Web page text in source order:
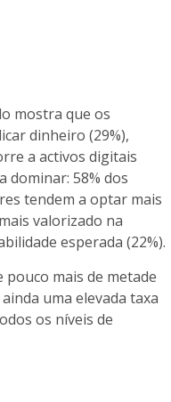
mostra que os
dinheiro (29%),
a activos digitais
dominar: 58% dos
tendem a optar mais
valorizado na
esperada (22%).
mais de metade
uma elevada taxa
os níveis de